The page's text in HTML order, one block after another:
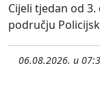
Cijeli tjedan od
području
06.08.2026. u